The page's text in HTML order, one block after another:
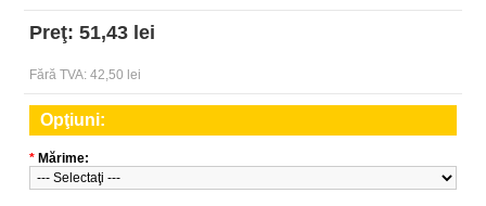
Preţ: 51,43 lei
Fără TVA: 42,50 lei
Opţiuni:
* Mărime: